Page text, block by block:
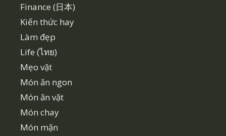
Finance (日本)
Kiến thức hay
Làm đẹp
Life (ไทย)
Mẹo vặt
Món ăn ngon
Món ăn vặt
Món chay
Món mặn